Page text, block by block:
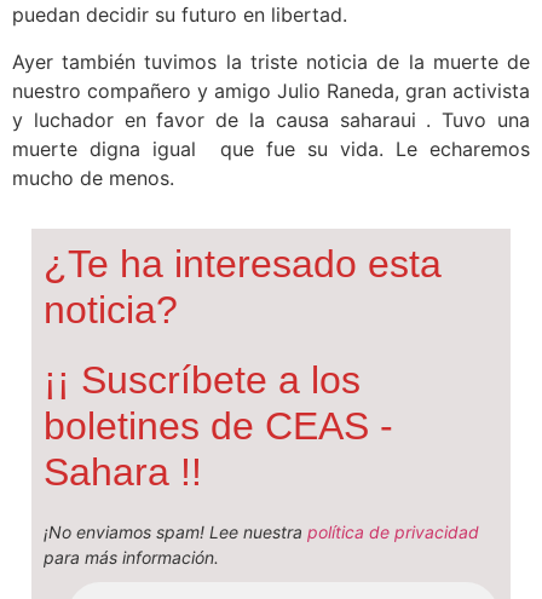
puedan decidir su futuro en libertad.
Ayer también tuvimos la triste noticia de la muerte de
nuestro compañero y amigo Julio Raneda, gran activista
y luchador en favor de la causa saharaui . Tuvo una
muerte digna igual que fue su vida. Le echaremos
mucho de menos.
¿Te ha interesado esta
noticia?
¡¡ Suscríbete a los
boletines de CEAS -
Sahara !!
¡No enviamos spam! Lee nuestra política de privacidad
para más información.